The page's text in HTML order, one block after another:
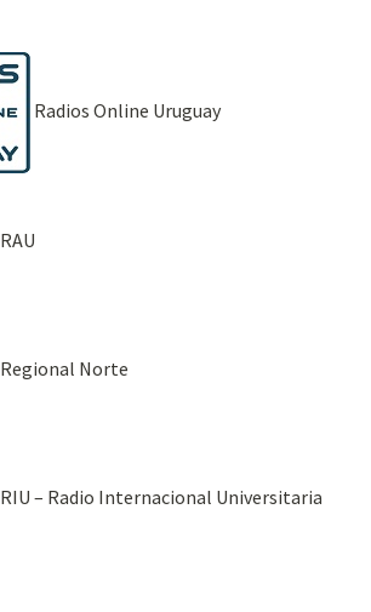
Radios Online Uruguay
RAU
Regional Norte
RIU – Radio Internacional Universitaria